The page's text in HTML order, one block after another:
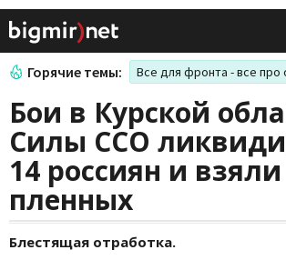
Горячие темы: Все для фронта - все про
Бои в Курской
Силы ССО
14 россиян и взяли
пленных
Блестящая отработка.